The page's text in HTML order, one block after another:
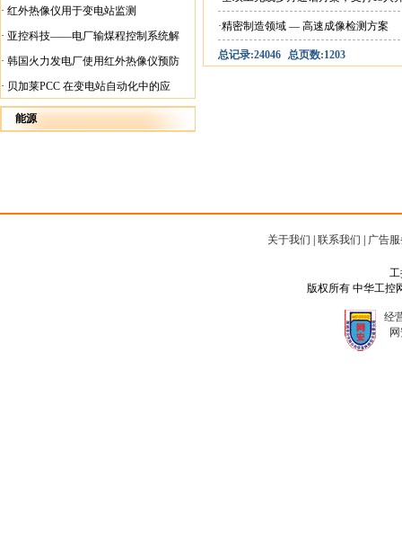
蓄电池短路内阻检测机上的应用
· 红外热像仪用于变电站监测
· 亚控科技——电厂输煤程控制系统解
决方案
· 韩国火力发电厂使用红外热像仪预防
火灾
· 贝加莱PCC 在变电站自动化中的应
用
能源
·精密制造领域 — 高速成像检测方案
总记录:24046 总页数:1203
关于我们 联系我们 广告
工
版权所有 中华工控
经